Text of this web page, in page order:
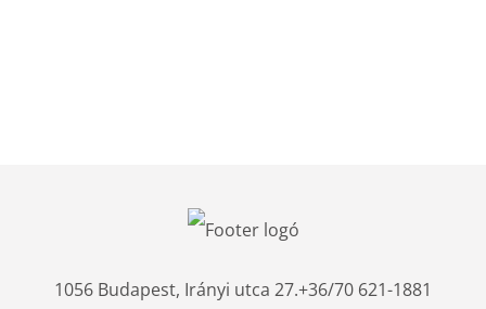
1056 Budapest, Irányi utca 27.+36/70 621-1881